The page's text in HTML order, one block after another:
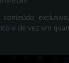
conteúdo
e de vez em